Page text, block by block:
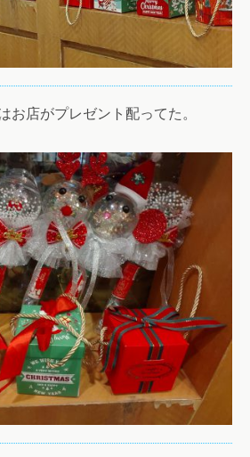
お店がプレゼント配ってた。